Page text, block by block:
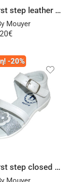
Sandal first step leather pink closed heel
Mouyer
€
-20%
Select options
Sandal first step closed heel leather white silver